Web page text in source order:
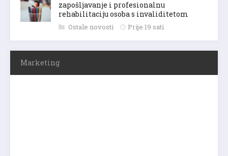
zapošljavanje i profesionalnu
rehabilitaciju osoba s invaliditetom
Ostale novosti Prije 19 sati
Marketing